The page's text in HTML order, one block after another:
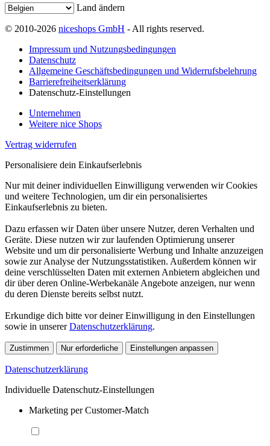
Land ändern
© 2010-2026 niceshops GmbH - All rights reserved.
Impressum und Nutzungsbedingungen
Datenschutz
Allgemeine Geschäftsbedingungen und Widerrufsbelehrung
Barrierefreiheitserklärung
Datenschutz-Einstellungen
Unternehmen
Weitere nice Shops
Vertrag widerrufen
Personalisiere dein Einkaufserlebnis
Nur mit deiner individuellen Einwilligung verwenden wir Cookies
und weitere Technologien, um dir ein personalisiertes
Einkaufserlebnis zu bieten.
Dazu erfassen wir Daten über unsere Nutzer, deren Verhalten und
Geräte. Diese nutzen wir zur laufenden Optimierung unserer
Website und um dir personalisierte Werbung und Inhalte anzuzeigen
sowie zur Analyse der Nutzungsstatistiken. Außerdem können wir
deine verschlüsselten Daten mit externen Anbietern abgleichen und
dir über deren Online-Werbekanäle Angebote anzeigen, nur wenn
du deren Dienste bereits selbst nutzt.
Erkundige dich bitte vor deiner Einwilligung in den Einstellungen
sowie in unsererDatenschutzerklärung.
Zustimmen Nur erforderliche Einstellungen anpassen
Datenschutzerklärung
Individuelle Datenschutz-Einstellungen
Marketing per Customer-Match